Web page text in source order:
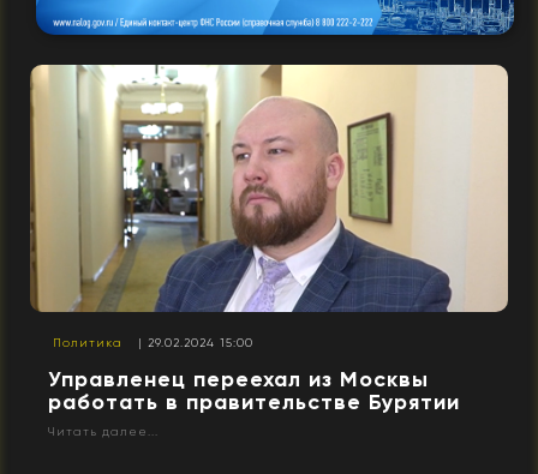
Политика | 29.02.2024 15:00
Управленец переехал из Москвы
работать в правительстве Бурятии
Читать далее...